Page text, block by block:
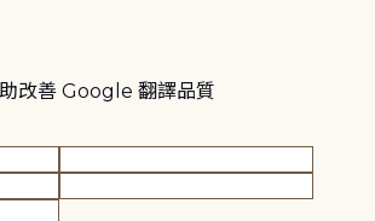
改善 Google 翻譯品質